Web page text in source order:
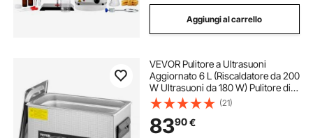
Aggiungi al carrello
VEVOR Pulitore a Ultrasuoni
Aggiornato 6 L (Riscaldatore da 200
W Ultrasuoni da 180 W) Pulitore di
Parti a Ultrasuoni da Laboratorio
Digitale con Temporizzatore per
Pulizia di Strumenti di Gioielli
(21)
8390€